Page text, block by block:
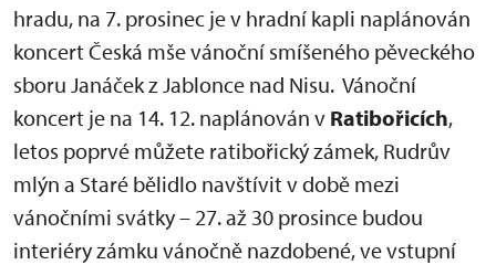
hradu, na 7. prosinec je v hradní kapli naplánován
koncert Česká mše vánoční smíšeného pěveckého
sboru Janáček z Jablonce nad Nisu. Vánoční
koncert je na 14. 12. naplánován v Ratibořicích,
letos poprvé můžete ratibořický zámek, Rudrův
mlýn a Staré bělidlo navštívit v době mezi
vánočními svátky – 27. až 30 prosince budou
interiéry zámku vánočně nazdobené, ve vstupní